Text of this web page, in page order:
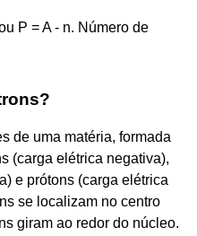
P = A - n. Número de
de uma matéria, formada
(carga elétrica negativa),
e prótons (carga elétrica
se localizam no centro
giram ao redor do núcleo.